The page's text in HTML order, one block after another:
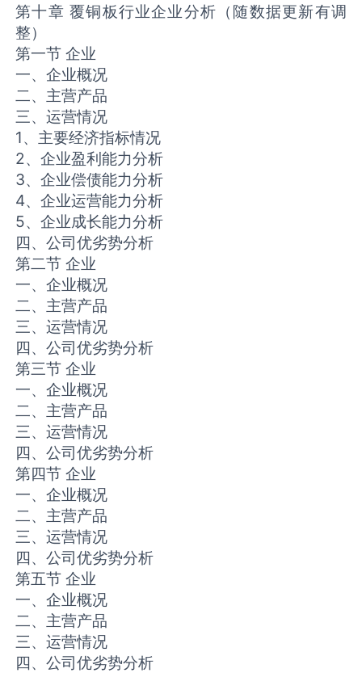
第十章 覆铜板行业企业分析（随数据更新有调
整）
第一节 企业
一、企业概况
二、主营产品
三、运营情况
1、主要经济指标情况
2、企业盈利能力分析
3、企业偿债能力分析
4、企业运营能力分析
5、企业成长能力分析
四、公司优劣势分析
第二节 企业
一、企业概况
二、主营产品
三、运营情况
四、公司优劣势分析
第三节 企业
一、企业概况
二、主营产品
三、运营情况
四、公司优劣势分析
第四节 企业
一、企业概况
二、主营产品
三、运营情况
四、公司优劣势分析
第五节 企业
一、企业概况
二、主营产品
三、运营情况
四、公司优劣势分析